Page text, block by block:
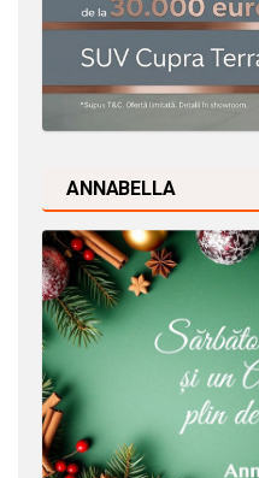
ANNABELLA